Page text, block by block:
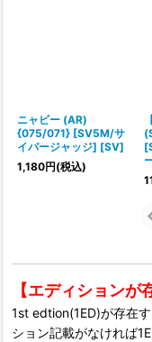
ニャビー (AR)
{075/071} [SV5M/サ
イバージャッジ] [SV]
1,180円(税込)
【エディションが
1st edtion(1ED)が存在
ション記載がなければ